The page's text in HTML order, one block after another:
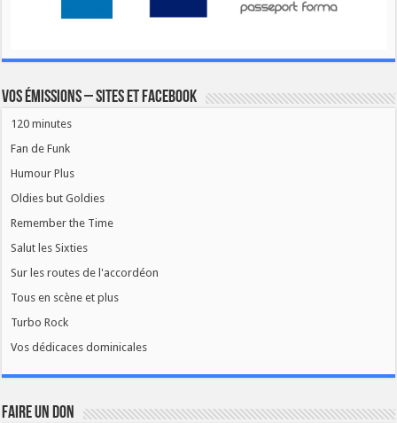
Vos émissions – Sites et Facebook
120 minutes
Fan de Funk
Humour Plus
Oldies but Goldies
Remember the Time
Salut les Sixties
Sur les routes de l'accordéon
Tous en scène et plus
Turbo Rock
Vos dédicaces dominicales
FAIRE UN DON